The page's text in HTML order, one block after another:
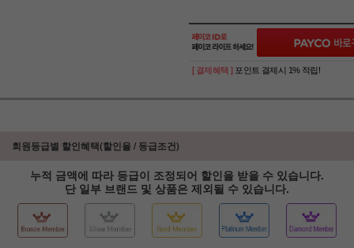
[ 결제혜택 ] 포인트 결제시 1% 적립!
회원등급별 할인혜택(할인율 / 등급조건)
누적 금액에 따라 등급이 조정되어 할인을 받을 수 있습니다.
단 일부 브랜드 및 상품은 제외될 수 있습니다.